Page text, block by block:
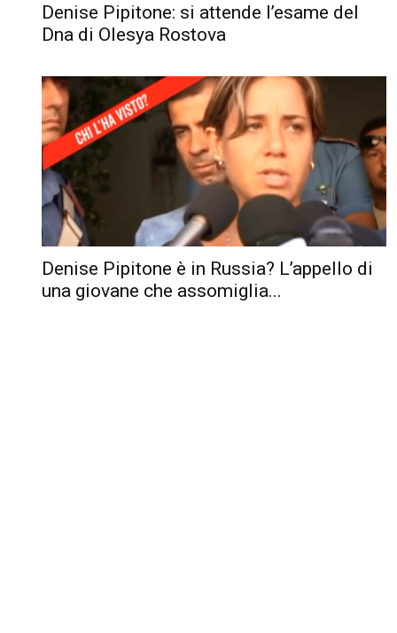
Denise Pipitone: si attende l’esame del
Dna di Olesya Rostova
Denise Pipitone è in Russia? L’appello di
una giovane che assomiglia...